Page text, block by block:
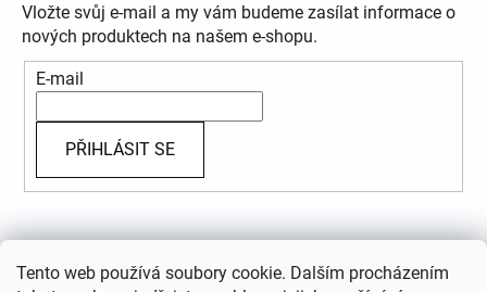
Tento web používá soubory cookie. Dalším procházením
Vložte svůj e-mail a my vám budeme zasílat informace o
nových produktech na našem e-shopu.
E-mail
PŘIHLÁSIT SE